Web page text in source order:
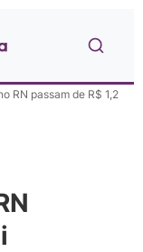
RN passam de R$ 1,2